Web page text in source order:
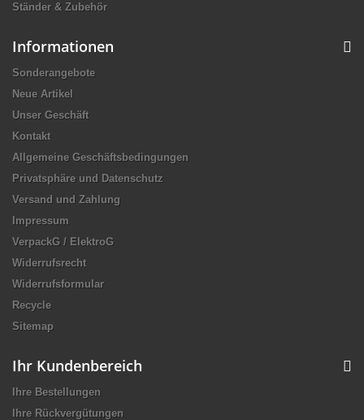
Ständer & Zubehör
Informationen
Sonderangebote
Neue Artikel
Unser Geschäft
Kontakt
Allgemeine Geschäftsbedingungen
Privatsphäre und Datenschutz
Versand und Zahlung
Impressum
VerpackG / ElektroG
Widerrufsrecht
Widerrufsformular
Recycle
Sitemap
Ihr Kundenbereich
Ihre Bestellungen
Ihre Rückvergütungen